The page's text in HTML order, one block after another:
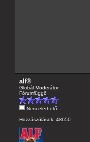
alf®
Globál Moderátor
Fórumfüggő
Nem elérhető
Hozzászólások: 48650